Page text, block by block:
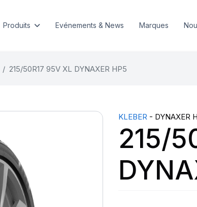
Produits Evénements & News Marques
215/50R17 95V XL DYNAXER HP5
KLEBER - DYNAXER
215/